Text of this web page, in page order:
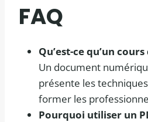
FAQ
Qu’est-ce qu’un
Un document
présente les
former les
Pourquoi utiliser un